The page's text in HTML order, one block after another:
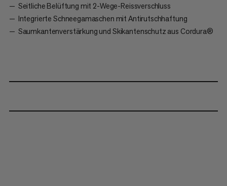
Seitliche Belüftung mit 2-Wege-Reissverschluss
Integrierte Schneegamaschen mit Antirutschhaftung
Saumkantenverstärkung und Skikantenschutz aus Cordura®